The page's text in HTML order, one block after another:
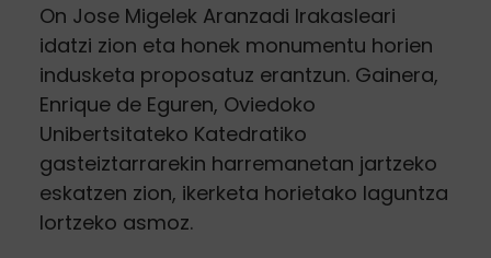
On Jose Migelek Aranzadi Irakasleari
idatzi zion eta honek monumentu horien
indusketa proposatuz erantzun. Gainera,
Enrique de Eguren, Oviedoko
Unibertsitateko Katedratiko
gasteiztarrarekin harremanetan jartzeko
eskatzen zion, ikerketa horietako laguntza
lortzeko asmoz.